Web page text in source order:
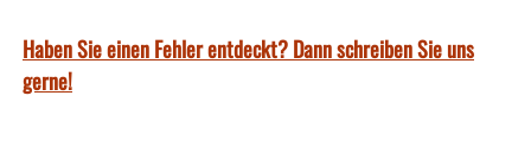
Haben Sie einen Fehler entdeckt? Dann schreiben Sie uns
gerne!